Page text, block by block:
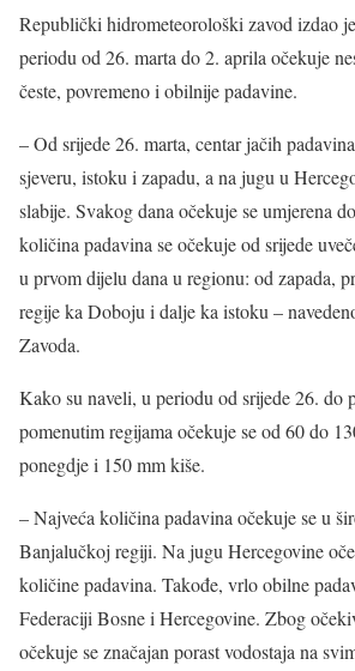
Republički hidrometeorološki zavod izdao
periodu od 26. marta do 2. aprila očekuje
česte, povremeno i obilnije padavine.
– Od srijede 26. marta, centar jačih
sjeveru, istoku i zapadu, a na jugu u
slabije. Svakog dana očekuje se umjerena
količina padavina se očekuje od srijede
u prvom dijelu dana u regionu: od zapada,
regije ka Doboju i dalje ka istoku –
Zavoda.
Kako su naveli, u periodu od srijede 26. do
pomenutim regijama očekuje se od 60 do
ponegdje i 150 mm kiše.
– Najveća količina padavina očekuje se u
Banjalučkoj regiji. Na jugu Hercegovine
količine padavina. Takođe, vrlo obilne
Federaciji Bosne i Hercegovine. Zbog
očekuje se značajan porast vodostaja na